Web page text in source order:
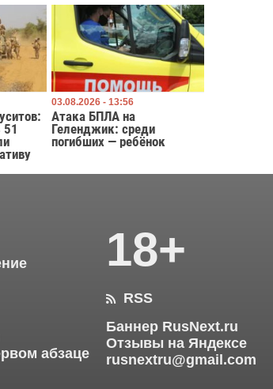
03.08.2026 - 13:56
Атака БПЛА на
Геленджик: среди
погибших — ребёнок
абзаце
18+

RSS
Баннер RusNext.ru
Отзывы на Яндексе
rusnextru@gmail.com